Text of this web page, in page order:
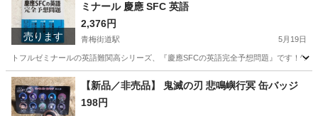
売ります
ミナール 慶應 SFC 英語
2,376円
青梅街道駅 5月19日
トフルゼミナールの英語難関高シリーズ、『慶應SFCの英語完全予想問題』です！
東京 小平市 青梅街道駅 参考書 湘南
【新品／非売品】 鬼滅の刃 悲鳴嶼行冥 缶バッジ
198円